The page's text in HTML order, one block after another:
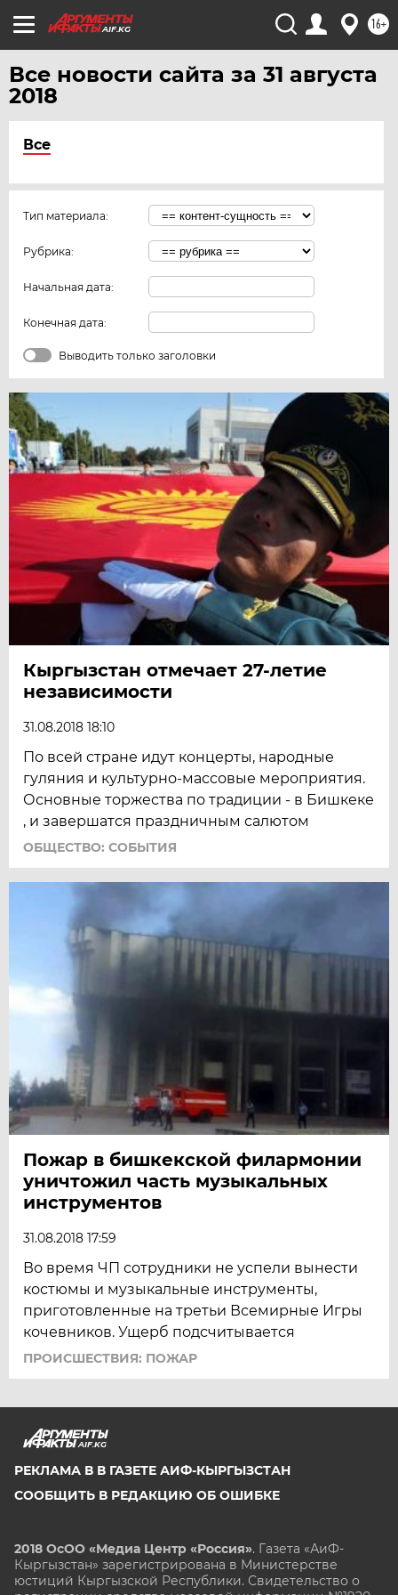
AIF.KG 16+
Все новости сайта за 31 августа
2018
Все
Тип материала:
Рубрика:
Начальная дата:
Конечная дата:
Выводить только заголовки
Кыргызстан отмечает 27-летие
независимости
31.08.2018 18:10
По всей стране идут концерты, народные
гуляния и культурно-массовые мероприятия.
Основные торжества по традиции - в Бишкеке
, и завершатся праздничным салютом
ОБЩЕСТВО: СОБЫТИЯ
Пожар в бишкекской филармонии
уничтожил часть музыкальных
инструментов
31.08.2018 17:59
Во время ЧП сотрудники не успели вынести
костюмы и музыкальные инструменты,
приготовленные на третьи Всемирные Игры
кочевников. Ущерб подсчитывается
ПРОИСШЕСТВИЯ: ПОЖАР
AIF.KG
РЕКЛАМА В В ГАЗЕТЕ АИФ-КЫРГЫЗСТАН
СООБЩИТЬ В РЕДАКЦИЮ ОБ ОШИБКЕ
2018 ОсОО «Медиа Центр «Россия». Газета «АиФ-
Кыргызстан» зарегистрирована в Министерстве
юстиций Кыргызской Республики. Свидетельство о